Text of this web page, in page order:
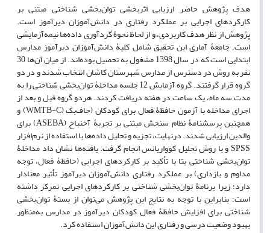
هدف پژوهش حاضر ارزیابی اثربخشی توان‌بخشی شناختی مبتنی بر
کارکردهای اجرایی بر عملکرد رفتاری در دانش‌آموزان دیرآموز است.
پژوهش از نظر هدف کاربردی، و از لحاظ نحوۀ گردآوری داده‌ها نیمه‌آزمایشی
است. جامعۀ آماری این تحقیق شامل کلیۀ دانش‌آموزان دیرآموز مدارس
ابتدایی است که در سال 1398 مشغول به تحصیل بوده‌اند. از میان آن‌ها 30
نفر به روش در دسترس از مدارس شهرستان کاشان انتخاب شدند و در دو
گروه قرار گرفتند. گروه آزمایش 12 جلسه مداخلۀ توان‌بخشی شناختی را به
مدت سه ماه، یک ساعت در هفته دریافت کردند. هردو گروه قبل و بعد از
اجرای مداخله با آزمون حافظۀ فعال برای کودکان (حاف‌بک (WMTB-C) و
همچنین پرسشنامۀ نظام سنجش مبتنی بر تجربۀ آخنباخ (ASEBA) برای
والدین ارزیابی شدند. درنهایت، تجزیه و تحلیل داده‌ها با استفاده از نرم‌افزار
SPSS و با روش تحلیل کوواریانس انجام گرفت. یافته‌ها نشان داد مداخلۀ
توان‌بخشی شناختی بتا با تأکید بر کارکردهای اجرایی (حافظۀ فعال، توجه
مداوم و بازداری) بر عملکرد رفتاری دانش‌آموزان دیرآموز تأثیر معنادار
دارد؛ زیرا برنامۀ توان‌بخشی شناختی بر کارکردهای اجرایی تمرکز داشته
است؛ بنابراین با توجه به نتایج این پژوهش می‌توان از بستۀ توان‌بخشی
شناختی برای افزایش حافظۀ فعال کودکان دیرآموز در مدارس به‌منظور
بهبود وضعیت درسی و رفتاری این دانش‌آموزان استفاده کرد.